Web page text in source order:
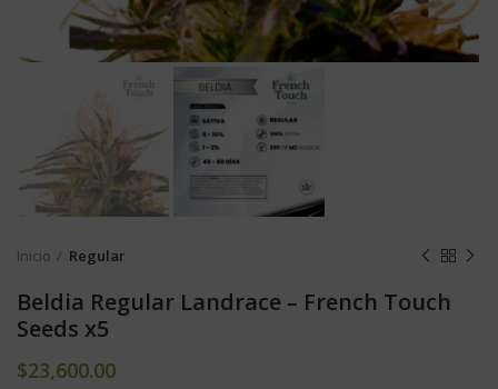
Inicio Regular
Beldia Regular Landrace – French Touch
Seeds x5
$23,600.00